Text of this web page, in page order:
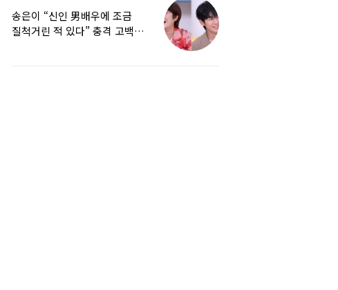
송은이 “신인 男배우에 조금
질척거린 적 있다” 충격 고백…